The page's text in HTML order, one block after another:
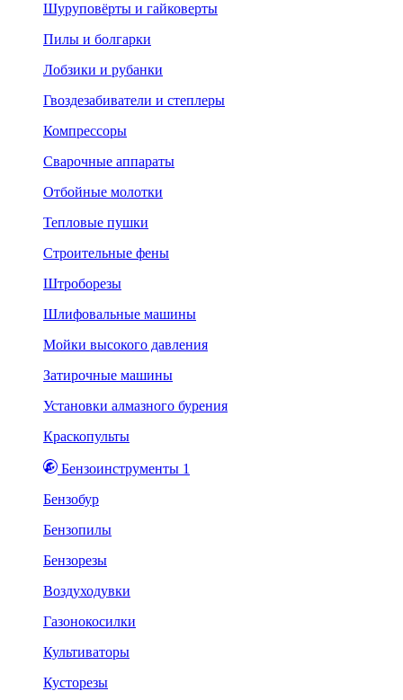
Шуруповёрты и гайковерты
Пилы и болгарки
Лобзики и рубанки
Гвоздезабиватели и степлеры
Компрессоры
Сварочные аппараты
Отбойные молотки
Тепловые пушки
Строительные фены
Штроборезы
Шлифовальные машины
Мойки высокого давления
Затирочные машины
Установки алмазного бурения
Краскопульты
Бензоинструменты 1
Бензобур
Бензопилы
Бензорезы
Воздуходувки
Газонокосилки
Культиваторы
Кусторезы